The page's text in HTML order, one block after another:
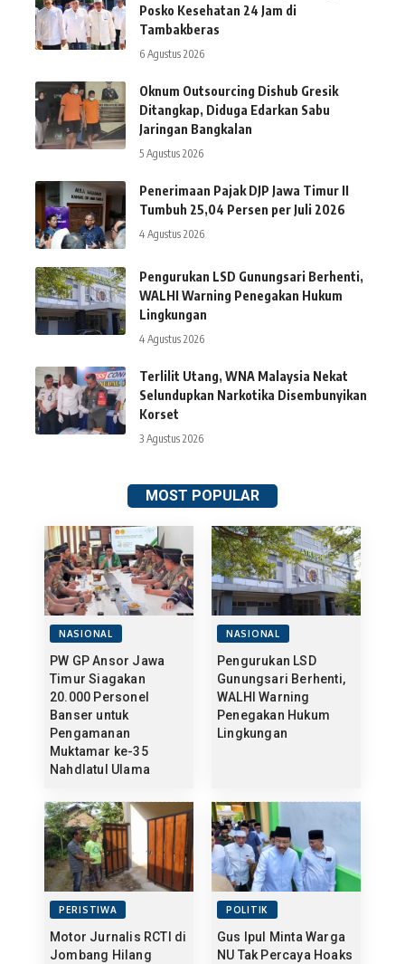
Posko Kesehatan 24 Jam di
Tambakberas
6 Agustus 2026
Oknum Outsourcing Dishub Gresik
Ditangkap, Diduga Edarkan Sabu
Jaringan Bangkalan
5 Agustus 2026
Penerimaan Pajak DJP Jawa Timur II
Tumbuh 25,04 Persen per Juli 2026
4 Agustus 2026
Pengurukan LSD Gunungsari Berhenti,
WALHI Warning Penegakan Hukum
Lingkungan
4 Agustus 2026
Terlilit Utang, WNA Malaysia Nekat
Selundupkan Narkotika Disembunyikan
Korset
3 Agustus 2026
MOST POPULAR
NASIONAL
PW GP Ansor Jawa
Timur Siagakan
20.000 Personel
Banser untuk
Pengamanan
Muktamar ke-35
Nahdlatul Ulama
NASIONAL
Pengurukan LSD
Gunungsari Berhenti,
WALHI Warning
Penegakan Hukum
Lingkungan
PERISTIWA
Motor Jurnalis RCTI di
Jombang Hilang
POLITIK
Gus Ipul Minta Warga
NU Tak Percaya Hoaks